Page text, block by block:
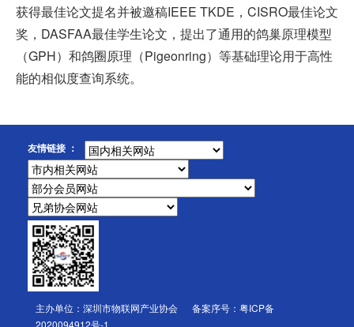
获得最佳论文提名并被邀稿IEEE TKDE，CISRO最佳论文
奖，DASFAA最佳学生论文，提出了通用的鸽巢原理模型
（GPH）和鸽圈原理（Pigeonring）等基础理论用于高性
能的相似度查询系统。
友情链接 ：
主办单位：深圳市物联网产业协会 备案序号： 粤ICP备